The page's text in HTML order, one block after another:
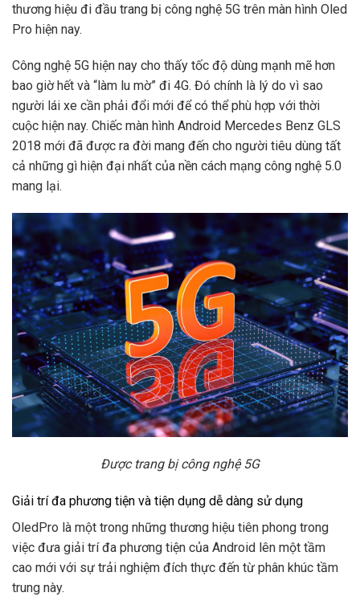
thương hiệu đi đầu trang bị công nghệ 5G trên màn hình Oled
Pro hiện nay.
Công nghệ 5G hiện nay cho thấy tốc độ dùng mạnh mẽ hơn
bao giờ hết và “làm lu mờ” đi 4G. Đó chính là lý do vì sao
người lái xe cần phải đổi mới để có thể phù hợp với thời
cuộc hiện nay. Chiếc màn hình Android Mercedes Benz GLS
2018 mới đã được ra đời mang đến cho người tiêu dùng tất
cả những gì hiện đại nhất của nền cách mạng công nghệ 5.0
mang lại.
Được trang bị công nghệ 5G
Giải trí đa phương tiện và tiện dụng dễ dàng sử dụng
OledPro là một trong những thương hiệu tiên phong trong
việc đưa giải trí đa phương tiện của Android lên một tầm
cao mới với sự trải nghiệm đích thực đến từ phân khúc tầm
trung này.